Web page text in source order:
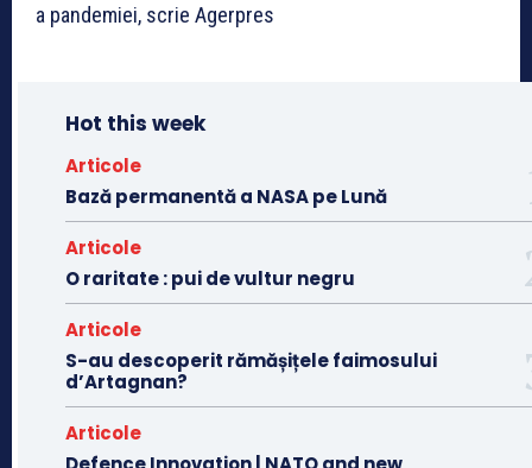
a pandemiei, scrie Agerpres
Hot this week
Articole
Bază permanentă a NASA pe Lună
Articole
O raritate : pui de vultur negru
Articole
S-au descoperit rămășițele faimosului
d’Artagnan?
Articole